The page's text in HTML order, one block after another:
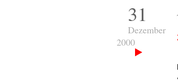
31
Dezember
2000